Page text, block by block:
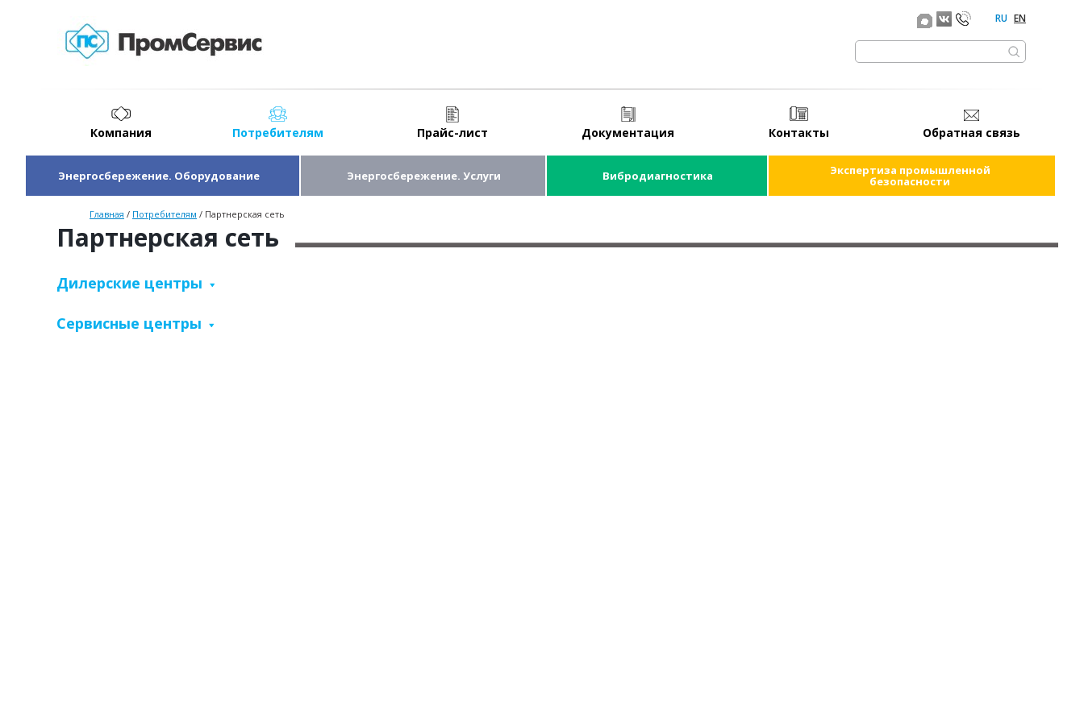
RU EN
Компания Потребителям Прайс-лист Документация Контакты Обратная связь
Энергосбережение. Оборудование Энергосбережение. Услуги Вибродиагностика Экспертиза промышленной
безопасности
Главная / Потребителям / Партнерская сеть
Партнерская сеть
Дилерские центры
Сервисные центры